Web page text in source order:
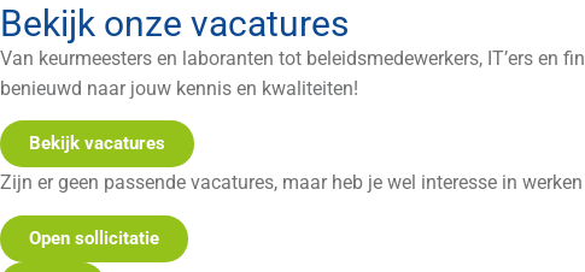
Bekijk onze vacatures
Van keurmeesters en laboranten tot beleidsmedewerkers, IT’ers en
benieuwd naar jouw kennis en kwaliteiten!
Bekijk vacatures
Zijn er geen passende vacatures, maar heb je wel interesse in
Open sollicitatie